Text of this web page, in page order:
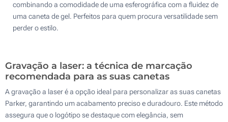
combinando a comodidade de uma esferográfica com a fluidez de
uma caneta de gel. Perfeitos para quem procura versatilidade sem
perder o estilo.
Gravação a laser: a técnica de marcação
recomendada para as suas canetas
A gravação a laser é a opção ideal para personalizar as suas canetas
Parker, garantindo um acabamento preciso e duradouro. Este método
assegura que o logótipo se destaque com elegância, sem